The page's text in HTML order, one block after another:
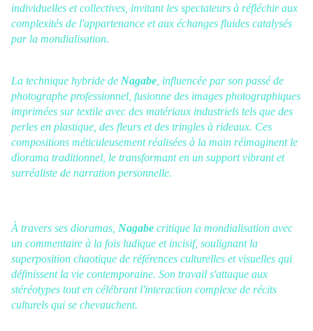
individuelles et collectives, invitant les spectateurs à réfléchir aux
complexités de l'appartenance et aux échanges fluides catalysés
par la mondialisation.
La technique hybride de Nagabe , influencée par son passé de
photographe professionnel, fusionne des images photographiques
imprimées sur textile avec des matériaux industriels tels que des
perles en plastique, des fleurs et des tringles à rideaux. Ces
compositions méticuleusement réalisées à la main réimaginent le
diorama traditionnel, le transformant en un support vibrant et
surréaliste de narration personnelle.
À travers ses dioramas, Nagabe critique la mondialisation avec
un commentaire à la fois ludique et incisif, soulignant la
superposition chaotique de références culturelles et visuelles qui
définissent la vie contemporaine. Son travail s'attaque aux
stéréotypes tout en célébrant l'interaction complexe de récits
culturels qui se chevauchent.